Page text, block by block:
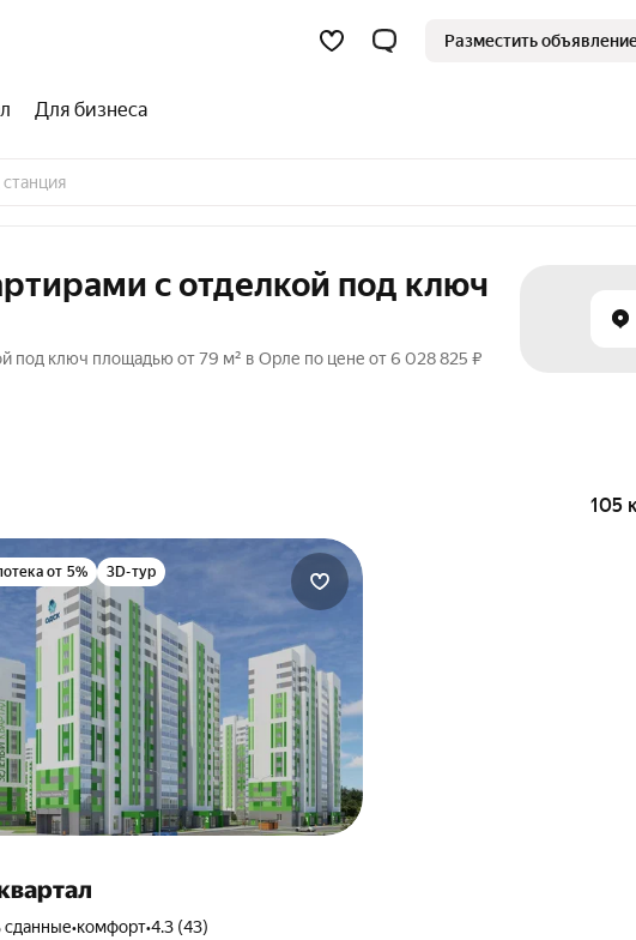
Разместить
Для бизнеса
с отделкой под ключ
под ключ площадью от 79 м² в Орле по цене от 6 028 825 ₽
105
от 5% 3D-тур
сданные•комфорт•4.3 (43)